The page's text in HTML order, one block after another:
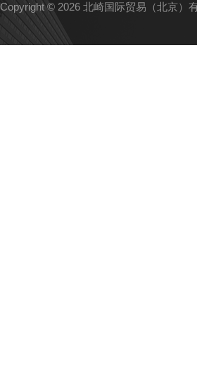
Copyright © 2026 北崎国际贸易（北京）